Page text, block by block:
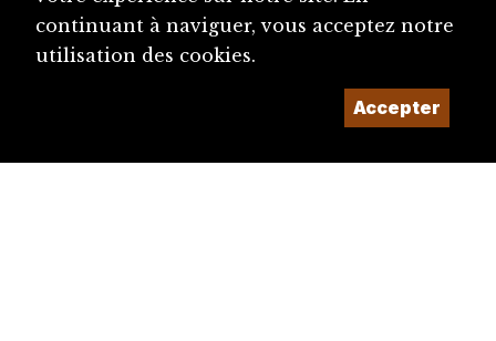
continuant à naviguer, vous acceptez notre
utilisation des cookies.
Accepter